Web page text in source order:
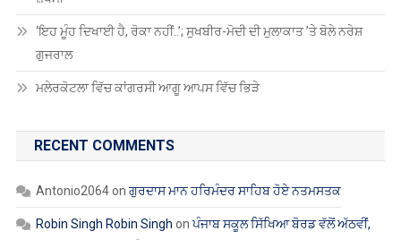
‘ਇਹ ਮੂੰਹ ਦਿਖਾਈ ਹੈ, ਰੋਕਾ ਨਹੀਂ..’; ਸੁਖਬੀਰ-ਮੋਦੀ ਦੀ ਮੁਲਾਕਾਤ ’ਤੇ ਬੋਲੇ ਨਰੇਸ਼
ਗੁਜਰਾਲ
ਮਲੇਰਕੋਟਲਾ ਵਿੱਚ ਕਾਂਗਰਸੀ ਆਗੂ ਆਪਸ ਵਿੱਚ ਭਿੜੇ
RECENT COMMENTS
Antonio2064on ਗੁਰਦਾਸ ਮਾਨ ਹਰਿਮੰਦਰ ਸਾਹਿਬ ਹੋਏ ਨਤਮਸਤਕ
Robin Singh Robin Singh onਪੰਜਾਬ ਸਕੂਲ ਸਿੱਖਿਆ ਬੋਰਡ ਵੱਲੋਂ ਅੱਠਵੀਂ,